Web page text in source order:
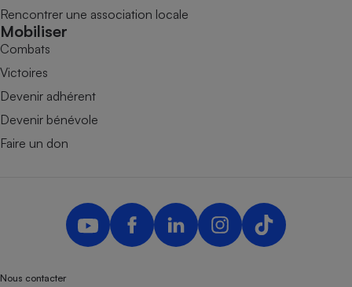
Rencontrer une association locale
Mobiliser
Combats
Victoires
Devenir adhérent
Devenir bénévole
Faire un don
Nous contacter